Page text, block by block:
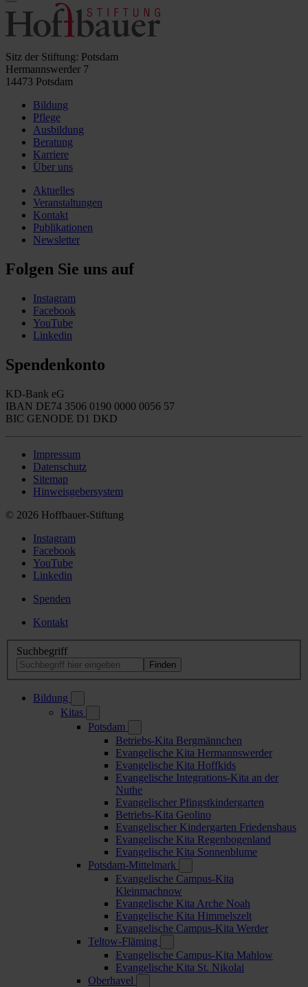
Sitz der Stiftung: Potsdam
Hermannswerder 7
14473 Potsdam
Bildung
Pflege
Ausbildung
Beratung
Karriere
Über uns
Aktuelles
Veranstaltungen
Kontakt
Publikationen
Newsletter
Folgen Sie uns auf
Instagram
Facebook
YouTube
Linkedin
Spendenkonto
KD-Bank eG
IBAN DE74 3506 0190 0000 0056 57
BIC GENODE D1 DKD
Impressum
Datenschutz
Sitemap
Hinweisgebersystem
© 2026 Hoffbauer-Stiftung
Instagram
Facebook
YouTube
Linkedin
Spenden
Kontakt
Suchbegriff
Bildung
Kitas
Potsdam
Betriebs-Kita Bergmännchen
Evangelische Kita Hermannswerder
Evangelische Kita Hoffkids
Evangelische Integrations-Kita an der
Nuthe
Evangelischer Pfingstkindergarten
Betriebs-Kita Geolino
Evangelischer Kindergarten Friedenshaus
Evangelische Kita Regenbogenland
Evangelische Kita Sonnenblume
Potsdam-Mittelmark
Evangelische Campus-Kita
Kleinmachnow
Evangelische Kita Arche Noah
Evangelische Kita Himmelszelt
Evangelische Campus-Kita Werder
Teltow-Fläming
Evangelische Campus-Kita Mahlow
Evangelische Kita St. Nikolai
Oberhavel